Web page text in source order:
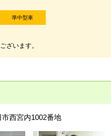
準中型車
ざいます。
西宮内1002番地